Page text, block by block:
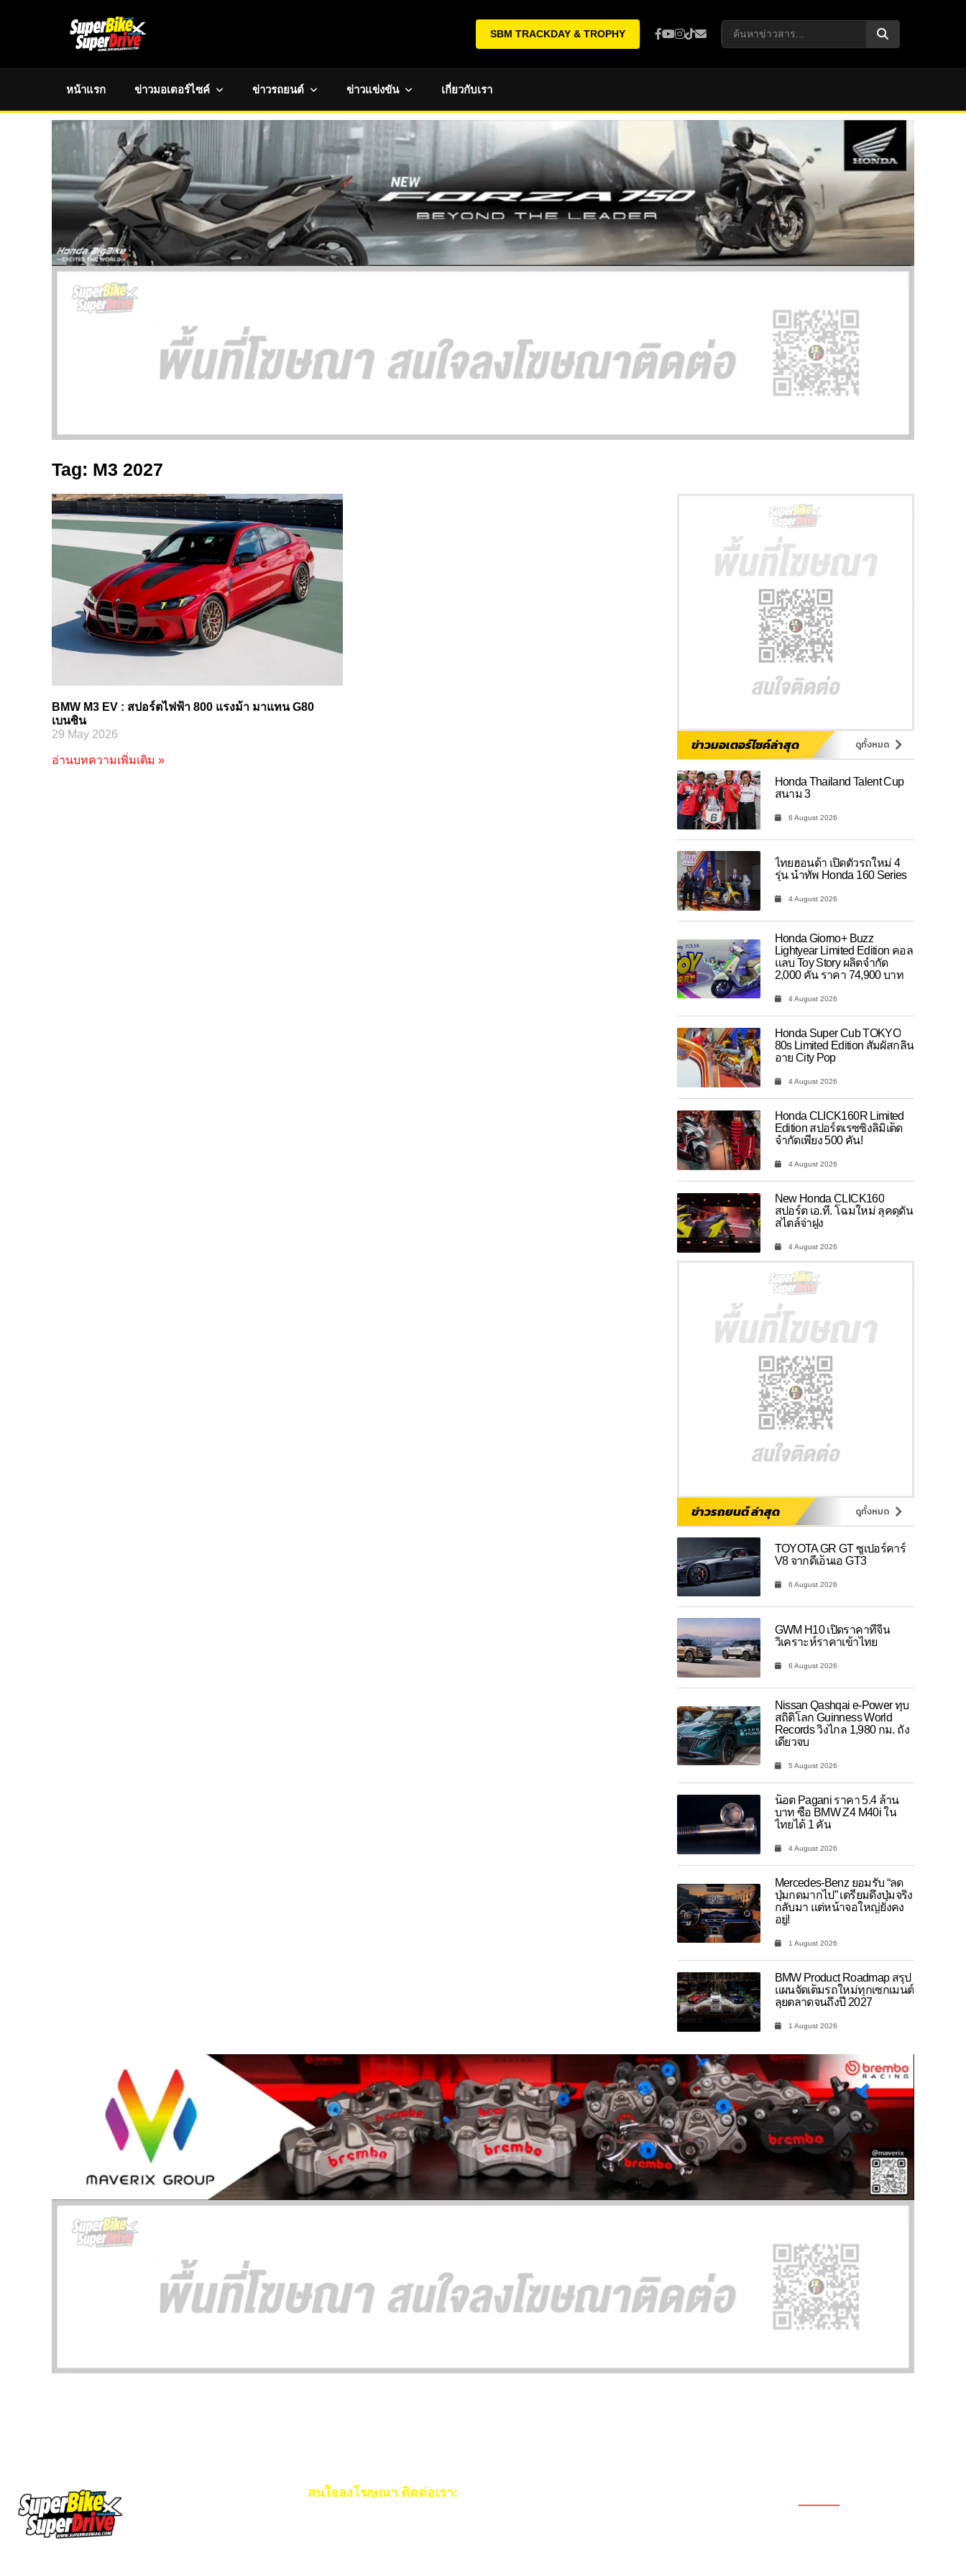
SBM TRACKDAY & TROPHY
หน้าแรก ข่าวมอเตอร์ไซค์ ข่าวรถยนต์ ข่าวแข่งขัน เกี่ยวกับเรา
Tag: M3 2027
BMW M3 EV : สปอร์ตไฟฟ้า 800 แรงม้า มาแทน G80
เบนซิน
29 May 2026
อ่านบทความเพิ่มเติม »
ข่าวมอเตอร์ไซค์ล่าสุด ดูทั้งหมด
Honda Thailand Talent Cup
สนาม 3
6 August 2026
ไทยฮอนด้า เปิดตัวรถใหม่ 4
รุ่น นำทัพ Honda 160 Series
4 August 2026
Honda Giorno+ Buzz
Lightyear Limited Edition คอล
แลบ Toy Story ผลิตจำกัด
2,000 คัน ราคา 74,900 บาท
4 August 2026
Honda Super Cub TOKYO
80s Limited Edition สัมผัสกลิ่น
อาย City Pop
4 August 2026
Honda CLICK160R Limited
Edition สปอร์ตเรซซิ่งลิมิเต็ด
จำกัดเพียง 500 คัน!
4 August 2026
New Honda CLICK160
สปอร์ต เอ.ที. โฉมใหม่ ลุคดุดัน
สไตล์จ่าฝูง
4 August 2026
ข่าวรถยนต์ ล่าสุด ดูทั้งหมด
TOYOTA GR GT ซูเปอร์คาร์
V8 จากดีเอ็นเอ GT3
6 August 2026
GWM H10 เปิดราคาที่จีน
วิเคราะห์ราคาเข้าไทย
6 August 2026
Nissan Qashqai e-Power ทุบ
สถิติโลก Guinness World
Records วิ่งไกล 1,980 กม. ถัง
เดียวจบ
5 August 2026
น็อต Pagani ราคา 5.4 ล้าน
บาท ซื้อ BMW Z4 M40i ใน
ไทยได้ 1 คัน
4 August 2026
Mercedes-Benz ยอมรับ “ลด
ปุ่มกดมากไป” เตรียมดึงปุ่มจริง
กลับมา แต่หน้าจอใหญ่ยังคง
อยู่!
1 August 2026
BMW Product Roadmap สรุป
แผนจัดเต็มรถใหม่ทุกเซกเมนต์
ลุยตลาดจนถึงปี 2027
1 August 2026
สนใจลงโฆษณา ติดต่อเรา: